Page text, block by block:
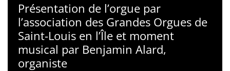
Présentation de l’orgue par
l’association des Grandes Orgues de
Saint-Louis en l’Île et moment
musical par Benjamin Alard,
organiste